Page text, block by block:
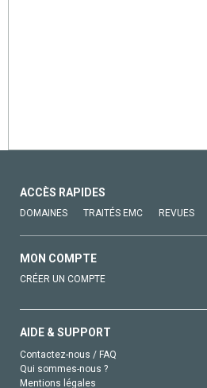
ACCÈS RAPIDES
DOMAINES TRAITÉS EMC REVUES
MON COMPTE
CRÉER UN COMPTE
AIDE & SUPPORT
Contactez-nous / FAQ
Qui sommes-nous ?
Mentions légales